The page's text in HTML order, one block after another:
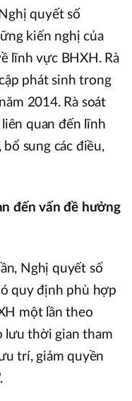
quyết số
kiến nghị của
lĩnh vực BHXH. Rà
phát sinh trong
2014. Rà soát
quan đến lĩnh
sung các điều,
đến vấn đề hưởng
Nghị quyết số
quy định phù hợp
một lần theo
lưu thời gian tham
trí, giảm quyền